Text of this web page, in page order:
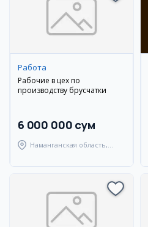
Работа
Рабочие в цех по
производству брусчатки
6 000 000 сум
Наманганская область,